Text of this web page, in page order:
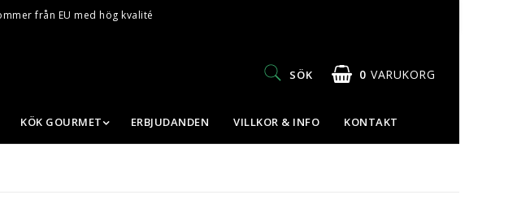
från EU med hög kvalité
0 VARUKORG
SÖK
KÖK GOURMET ERBJUDANDEN VILLKOR & INFO KONTAKT